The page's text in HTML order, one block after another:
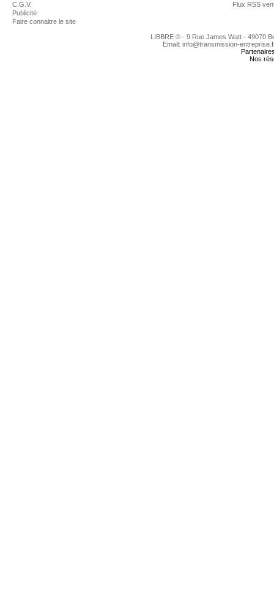
C.G.V.
Publicité
Faire connaitre le site
Flux RSS
LIBBRE ® - 9 Rue James Watt - 49070
Email: info@transmission-
Nos